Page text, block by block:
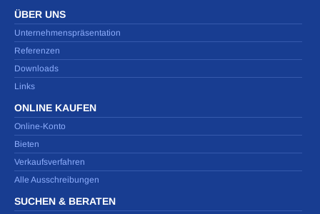
ÜBER UNS
Unternehmenspräsentation
Referenzen
Downloads
Links
ONLINE KAUFEN
Online-Konto
Bieten
Verkaufsverfahren
Alle Ausschreibungen
SUCHEN & BERATEN